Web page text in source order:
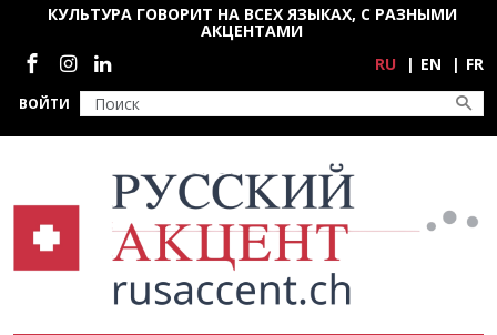
Перейти к основному содержанию
ВОЙТИ
КУЛЬТУРА ГОВОРИТ НА ВСЕХ ЯЗЫКАХ, С РАЗНЫМИ
АКЦЕНТАМИ
Социальные сети
RU EN FR